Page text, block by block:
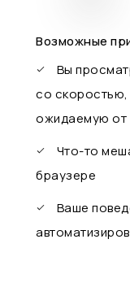
Возможные
Вы
со
ожидаемую от
Что-то
браузере
Ваше